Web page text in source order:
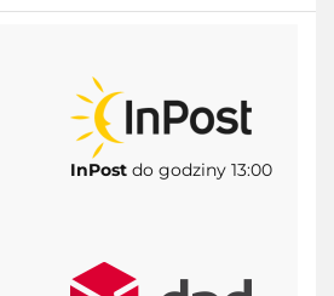
Do
InPost do godziny 13:00